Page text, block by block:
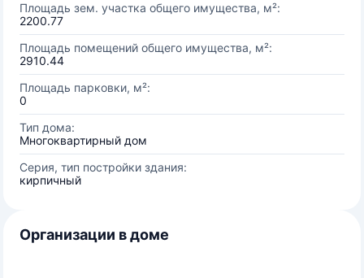
Площадь зем. участка общего имущества, м²:
2200.77
Площадь помещений общего имущества, м²:
2910.44
Площадь парковки, м²:
0
Тип дома:
Многоквартирный дом
Серия, тип постройки здания:
кирпичный
Организации в доме